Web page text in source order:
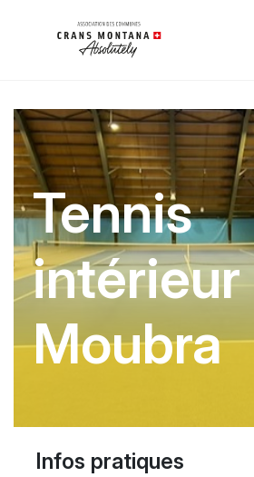
Tennis
intérieur
Moubra
Infos pratiques